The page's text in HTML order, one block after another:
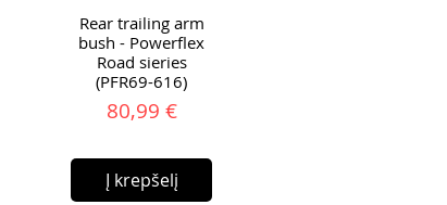
Rear trailing arm
bush - Powerflex
Road sieries
(PFR69-616)
Kaina
80,99 €
Į krepšelį